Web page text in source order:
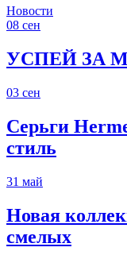
Новости
08 сен
УСПЕЙ ЗА
03 сен
Серьги
стиль
31 май
Новая
смелых